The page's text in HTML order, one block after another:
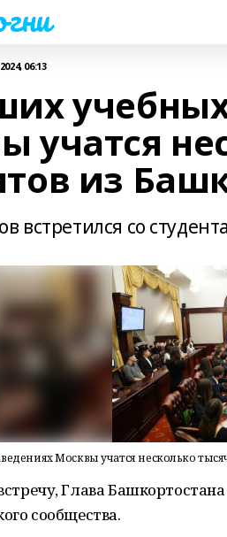
06:13
учатся
из
встретился со
Москвы учатся несколько
Глава
сообщества.